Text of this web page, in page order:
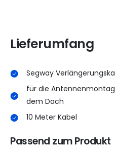
Lieferumfang
Segway
für die
dem Dach
10 Meter Kabel
Passend zum Produkt